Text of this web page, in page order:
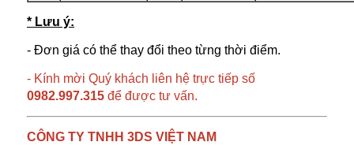
* Lưu ý:
- Đơn giá có thể thay đổi theo từng thời điểm.
- Kính mời Quý khách liên hệ trực tiếp số
0982.997.315 để được tư vấn.
CÔNG TY TNHH 3DS VIỆT NAM